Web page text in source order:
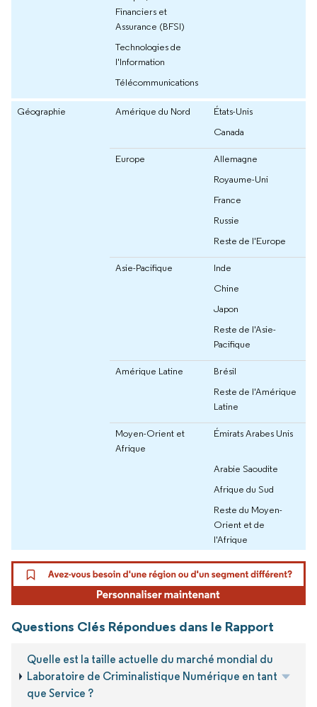
Financiers et
Assurance (BFSI)
Technologies de
l'Information
Télécommunications
Géographie Amérique du Nord
États-Unis
Canada
Europe
Allemagne
Royaume-Uni
France
Russie
Reste de l'Europe
Asie-Pacifique
Inde
Chine
Japon
Reste de l'Asie-
Pacifique
Amérique Latine
Brésil
Reste de l'Amérique
Latine
Moyen-Orient et
Afrique
Émirats Arabes Unis
Arabie Saoudite
Afrique du Sud
Reste du Moyen-
Orient et de
l'Afrique
Questions Clés Répondues dans le Rapport
Quelle est la taille actuelle du marché mondial du
Laboratoire de Criminalistique Numérique en tant
que Service ?